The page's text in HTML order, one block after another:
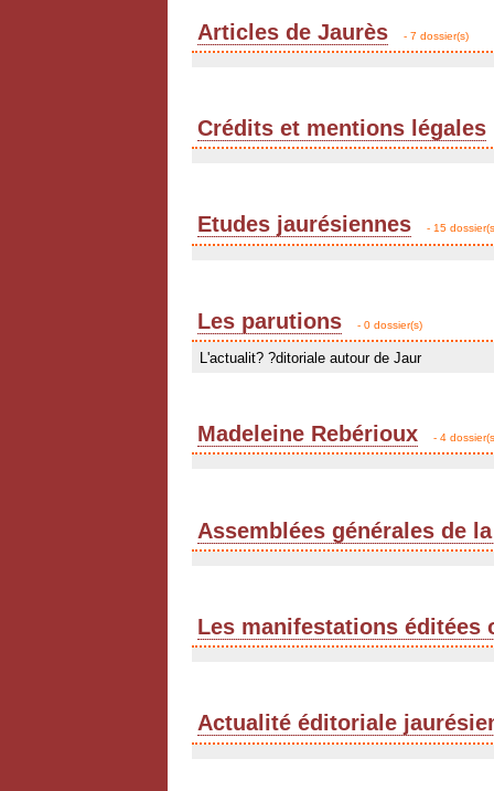
Articles de Jaurès - 7 dossier(s)
Crédits et mentions légales
Etudes jaurésiennes - 15
Les parutions - 0 dossier(s)
L'actualit? ?ditoriale autour de Jaur
Madeleine Rebérioux - 4
Assemblées générales de
Les manifestations éditées
Actualité éditoriale